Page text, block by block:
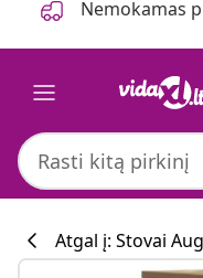
Nemokamas
Atgal į: Stovai